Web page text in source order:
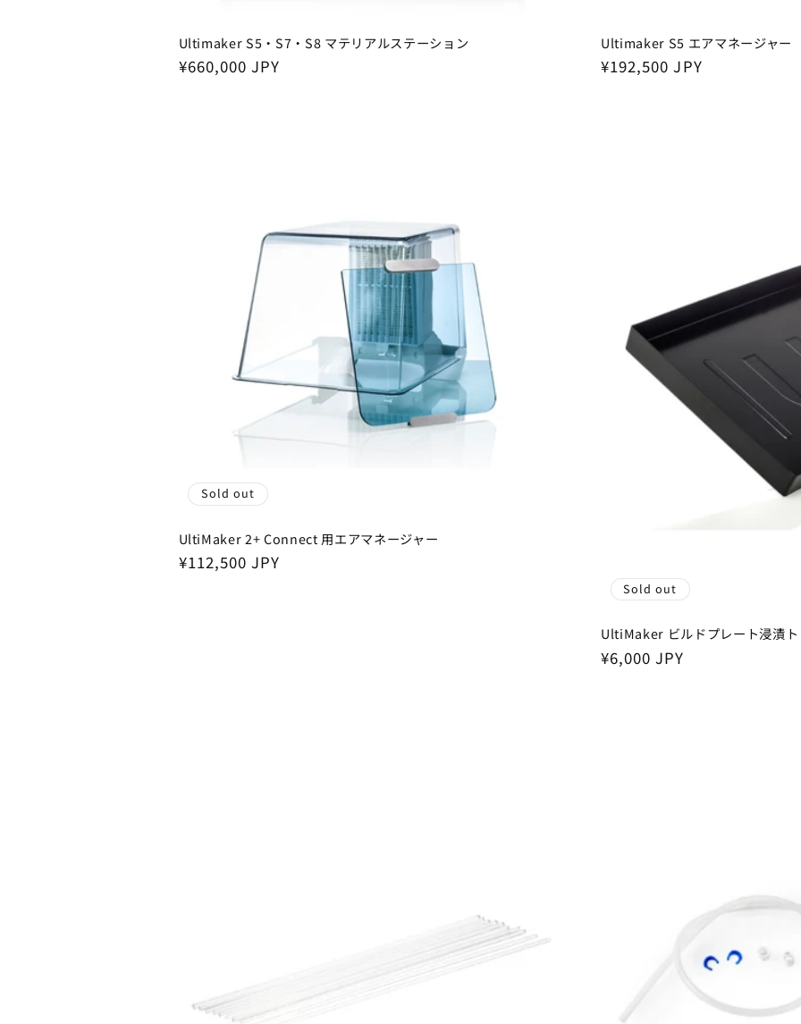
Ultimaker S5・S7・S8 マテリアルステーション
Regular
¥660,000 JPY
Ultimaker S5 エアマネージャー
Regular
¥192,500 JPY
Sold out
UltiMaker 2+ Connect 用エアマネージャー
Regular
¥112,500 JPY
Sold out
UltiMaker ビルドプレート浸漬
Regular
¥6,000 JPY